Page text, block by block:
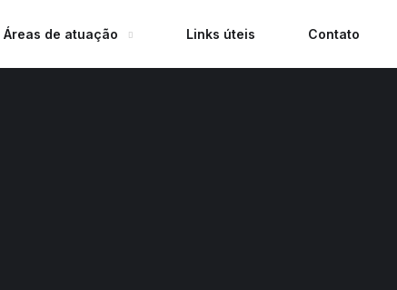
Áreas de atuação Links úteis Contato